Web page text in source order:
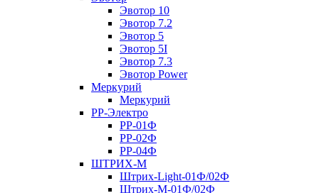
Эвотор 10
Эвотор 7.2
Эвотор 5
Эвотор 5I
Эвотор 7.3
Эвотор Power
Меркурий
Меркурий
РР-Электро
РР-01Ф
РР-02Ф
РР-04Ф
ШТРИХ-М
Штрих-Light-01Ф/02Ф
Штрих-М-01Ф/02Ф